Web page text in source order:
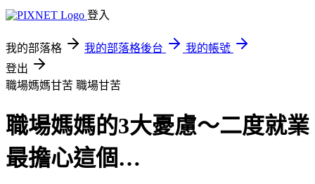
登入
我的部落格 我的部落格後台
我的帳號
登出
職場媽媽甘苦 職場甘苦
職場媽媽的3大憂慮～二度就業
最擔心這個…